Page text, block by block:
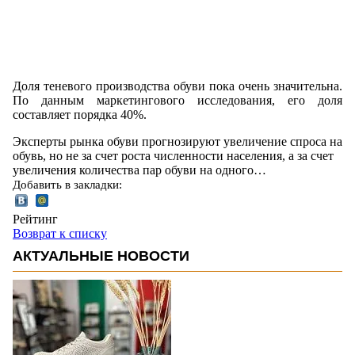
Доля теневого производства обуви пока очень значительна.
По данным маркетингового исследования, его доля
составляет порядка 40%.
Эксперты рынка обуви прогнозируют увеличение спроса на
обувь, но не за счет роста численности населения, а за счет
увеличения количества пар обуви на одного…
Добавить в закладки:
Рейтинг
Возврат к списку
АКТУАЛЬНЫЕ НОВОСТИ